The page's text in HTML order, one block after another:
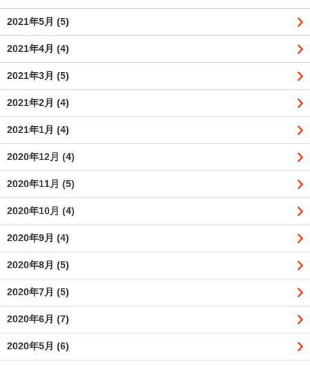
2021年5月 (5)
2021年4月 (4)
2021年3月 (5)
2021年2月 (4)
2021年1月 (4)
2020年12月 (4)
2020年11月 (5)
2020年10月 (4)
2020年9月 (4)
2020年8月 (5)
2020年7月 (5)
2020年6月 (7)
2020年5月 (6)